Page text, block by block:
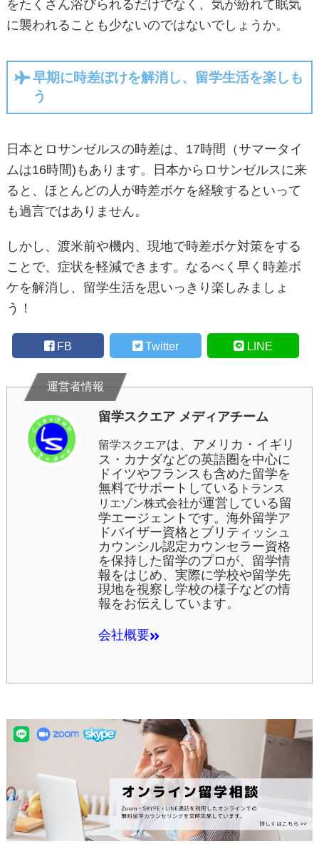
をたくさん浴びられるだけでなく、気が紛れて眠気
に襲われることも少ないのではないでしょうか。
早期に時差ぼけを解消し、留学生活を楽しも
う
日本とロサンゼルスの時差は、17時間（サマータイ
ムは16時間)もあります。日本からロサンゼルスに来
ると、ほとんどの人が時差ボケを経験するといって
も過言ではありません。
しかし、渡米前や機内、現地で時差ボケ対策をする
ことで、症状を軽減できます。なるべく早く時差ボ
ケを解消し、留学生活を思いっきり楽しみましょ
う！
FB Twitter LINE
留学スクエア メディアチーム
留学スクエアは、アメリカ・イギリ
ス・カナダなどの英語圏を中心に
ドイツやフランスも含めた留学を
無料でサポートしている トランス
リエゾン株式会社が運営している留
学エージェントです。海外留学ア
ドバイザー資格とブリティッシュ
カウンシル認定カウンセラー資格
を保持した留学のプロが、留学情
報をはじめ、実際に学校や留学先
現地を視察し学校の様子などの情
報をお伝えしています。
会社概要